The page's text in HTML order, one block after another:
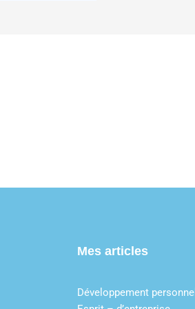
Mes articles
Développement personnel